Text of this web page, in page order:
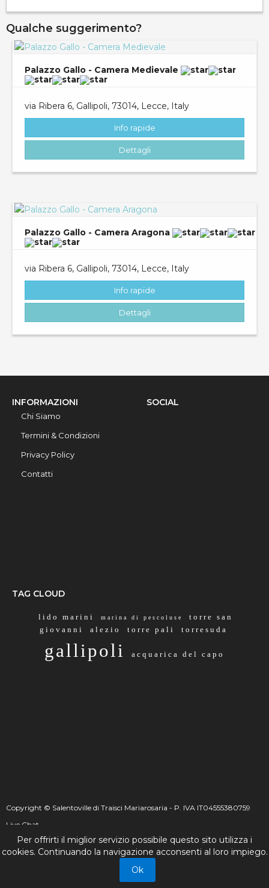
Qualche suggerimento?
Palazzo Gallo - Camera Medievale
via Ribera 6, Gallipoli, 73014, Lecce, Italy
Info rapide
Dettagli
Palazzo Gallo - Camera Aragona
via Ribera 6, Gallipoli, 73014, Lecce, Italy
Info rapide
Dettagli
INFORMAZIONI
Chi Siamo
Termini & Condizioni
Privacy Policy
Contatti
SOCIAL
TAG CLOUD
lido marini marina di pescoluse
torre san
giovanni
alezio torre pali torresuda
gallipoli acquarica del capo
Copyright © Salentoville di Traisci Mariarosaria - P. IVA IT04555380759
Per offrirti il miglior servizio possibile questo sito utilizza i
cookies. Continuando la navigazione acconsenti al loro impiego.
Ok
Live Chat
+
Live Chat